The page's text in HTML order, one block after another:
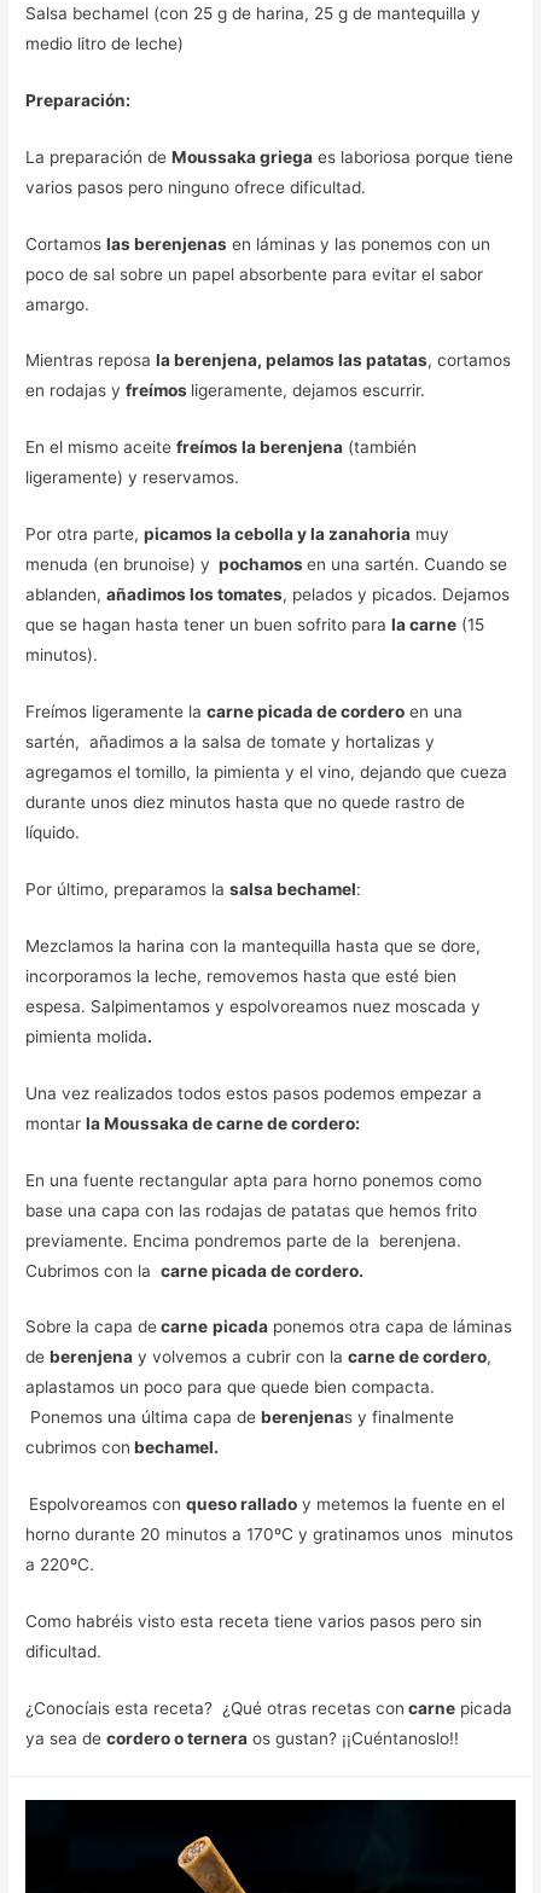
Salsa bechamel (con 25 g de harina, 25 g de mantequilla y
medio litro de leche)
Preparación:
La preparación deMoussaka griega es laboriosa porque tiene
varios pasos pero ninguno ofrece dificultad.
Cortamoslas berenjenas en láminas y las ponemos con un
poco de sal sobre un papel absorbente para evitar el sabor
amargo.
Mientras reposala berenjena, pelamos las patatas, cortamos
en rodajas yfreímos ligeramente, dejamos escurrir.
En el mismo aceitefreímos la berenjena (también
ligeramente) y reservamos.
Por otra parte,picamos la cebolla y la zanahoria muy
menuda (en brunoise) y pochamosen una sartén. Cuando se
ablanden,añadimos los tomates, pelados y picados. Dejamos
que se hagan hasta tener un buen sofrito parala carne (15
minutos).
Freímos ligeramente lacarne picada de cordero en una
sartén, añadimos a la salsa de tomate y hortalizas y
agregamos el tomillo, la pimienta y el vino, dejando que cueza
durante unos diez minutos hasta que no quede rastro de
líquido.
Por último, preparamos lasalsa bechamel:
Mezclamos la harina con la mantequilla hasta que se dore,
incorporamos la leche, removemos hasta que esté bien
espesa. Salpimentamos y espolvoreamos nuez moscada y
pimienta molida.
Una vez realizados todos estos pasos podemos empezar a
montarla Moussaka de carne de cordero:
En una fuente rectangular apta para horno ponemos como
base una capa con las rodajas de patatas que hemos frito
previamente. Encima pondremos parte de la berenjena.
Cubrimos con lacarne picada de cordero.
Sobre la capa decarne picada ponemos otra capa de láminas
deberenjena y volvemos a cubrir con lacarne de cordero,
aplastamos un poco para que quede bien compacta.
Ponemos una última capa deberenjenas y finalmente
cubrimos con bechamel.
Espolvoreamos conqueso rallado y metemos la fuente en el
horno durante 20 minutos a 170ºC y gratinamos unos minutos
a 220ºC.
Como habréis visto esta receta tiene varios pasos pero sin
dificultad.
¿Conocíais esta receta? ¿Qué otras recetas con carne picada
ya sea decordero o ternera os gustan? ¡¡Cuéntanoslo!!